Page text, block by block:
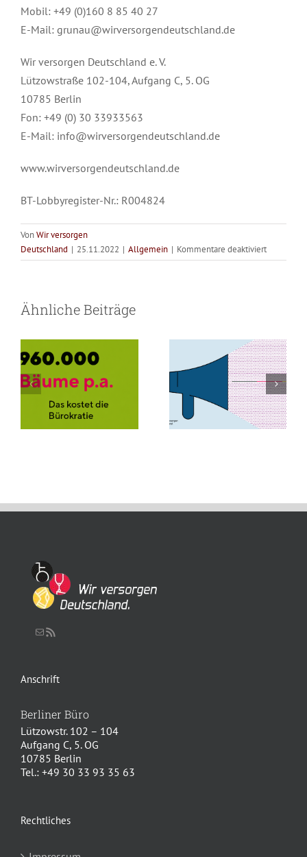
Mobil: +49 (0)160 8 85 40 27
E-Mail: grunau@wirversorgendeutschland.de
Wir versorgen Deutschland e. V.
Lützowstraße 102-104, Aufgang C, 5. OG
10785 Berlin
Fon: +49 (0) 30 33933563
E-Mail: info@wirversorgendeutschland.de
www.wirversorgendeutschland.de
BT-Lobbyregister-Nr.: R004824
VonWir versorgen
Deutschland | 25.11.2022 | Allgemein | Kommentare deaktiviertfür
alle
abdecken!
Ähnliche Beiträge
Menschen –
nicht für Papier
Schreiben Sie uns eine Nachricht
Anschrift
Berliner Büro
Lützowstr. 102 – 104
Aufgang C, 5. OG
10785 Berlin
Tel.: +49 30 33 93 35 63
Rechtliches